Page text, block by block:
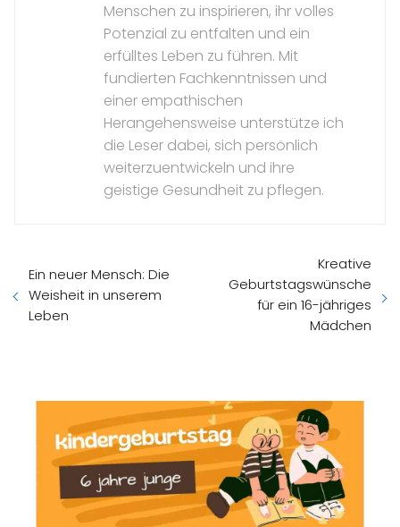
Menschen zu inspirieren, ihr volles
Potenzial zu entfalten und ein
erfülltes Leben zu führen. Mit
fundierten Fachkenntnissen und
einer empathischen
Herangehensweise unterstütze ich
die Leser dabei, sich persönlich
weiterzuentwickeln und ihre
geistige Gesundheit zu pflegen.
Ein neuer Mensch: Die
Weisheit in unserem
Leben
Kreative
Geburtstagswünsche
für ein 16-jähriges
Mädchen